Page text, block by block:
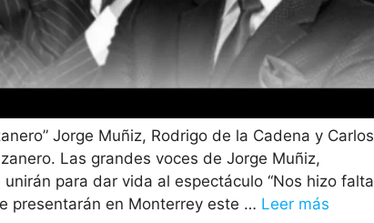
Jorge Muñiz, Rodrigo de la Cadena y Carlos
Las grandes voces de Jorge Muñiz,
para dar vida al espectáculo “Nos hizo falta
presentarán en Monterrey este … Leer más